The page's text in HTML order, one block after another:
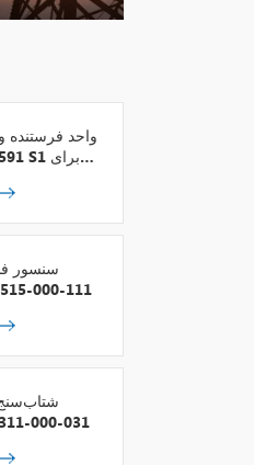
واحد فرستنده
سنسور
000-111
شتاب‌سنج
000-031